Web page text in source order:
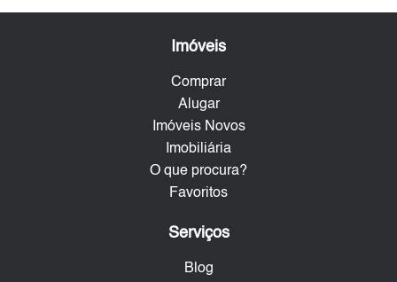
Imóveis
Comprar
Alugar
Imóveis Novos
Imobiliária
O que procura?
Favoritos
Serviços
Blog